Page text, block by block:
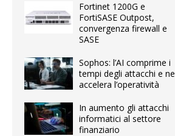
Fortinet 1200G e
FortiSASE Outpost,
convergenza firewall e
SASE
Sophos: l’AI comprime i
tempi degli attacchi e ne
accelera l’operatività
In aumento gli attacchi
informatici al settore
finanziario